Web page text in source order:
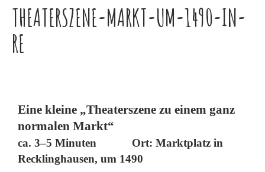
THEATERSZENE-MARKT-UM-1490-IN-
RE
Eine kleine „Theaterszene zu einem ganz
normalen Markt“
ca. 3–5 Minuten Ort: Marktplatz in
Recklinghausen, um 1490